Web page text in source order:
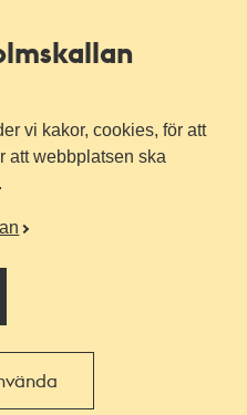
vi kakor, cookies, för att
att webbplatsen ska